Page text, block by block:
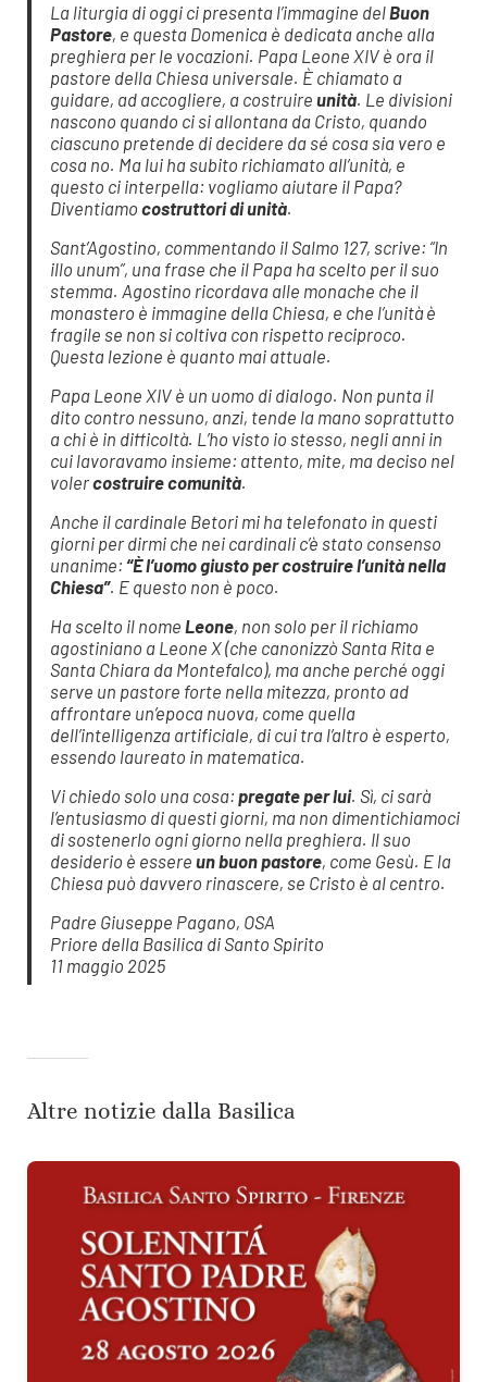
La liturgia di oggi ci presenta l’immagine delBuon
Pastore, e questa Domenica è dedicata anche alla
preghiera per le vocazioni. Papa Leone XIV è ora il
pastore della Chiesa universale. È chiamato a
guidare, ad accogliere, a costruire unità. Le divisioni
nascono quando ci si allontana da Cristo, quando
ciascuno pretende di decidere da sé cosa sia vero e
cosa no. Ma lui ha subito richiamato all’unità, e
questo ci interpella: vogliamo aiutare il Papa?
Diventiamo costruttori di unità.
Sant’Agostino, commentando il Salmo 127, scrive: “In
illo unum”, una frase che il Papa ha scelto per il suo
stemma. Agostino ricordava alle monache che il
monastero è immagine della Chiesa, e che l’unità è
fragile se non si coltiva con rispetto reciproco.
Questa lezione è quanto mai attuale.
Papa Leone XIV è un uomo di dialogo. Non punta il
dito contro nessuno, anzi, tende la mano soprattutto
a chi è in difficoltà. L’ho visto io stesso, negli anni in
cui lavoravamo insieme: attento, mite, ma deciso nel
volercostruire comunità.
Anche il cardinale Betori mi ha telefonato in questi
giorni per dirmi che nei cardinali c’è stato consenso
unanime: “È l’uomo giusto per costruire l’unità nella
Chiesa”. E questo non è poco.
Ha scelto il nome Leone, non solo per il richiamo
agostiniano a Leone X (che canonizzò Santa Rita e
Santa Chiara da Montefalco), ma anche perché oggi
serve un pastore forte nella mitezza, pronto ad
affrontare un’epoca nuova, come quella
dell’intelligenza artificiale, di cui tra l’altro è esperto,
essendo laureato in matematica.
Vi chiedo solo una cosa: pregate per lui. Sì, ci sarà
l’entusiasmo di questi giorni, ma non dimentichiamoci
di sostenerlo ogni giorno nella preghiera. Il suo
desiderio è essere un buon pastore, come Gesù. E la
Chiesa può davvero rinascere, se Cristo è al centro.
Padre Giuseppe Pagano, OSA
Priore della Basilica di Santo Spirito
11 maggio 2025
Altre notizie dalla Basilica